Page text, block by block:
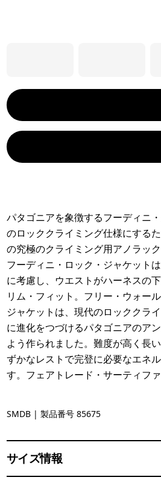
パタゴニアを象徴するフーディニ
のロッククライミング仕様にする
の究極のクライミング用アノラッ
フーディニ・ロック・ジャケット
に考慮し、ウエストがハーネスの
リム・フィット。フリー・ウォー
ジャケットは、現代のロッククラ
に進化をつづけるパタゴニアのア
よう作られました。難度が高く長
ずかなレストで完登に必要なエネ
す。フェアトレード・サーティフ
Smolder Blue
SMDB | 製品番号 85675
サイズ情報